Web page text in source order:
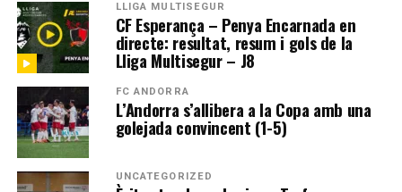
LLIGA MULTISEGUR
CF Esperança – Penya Encarnada en
directe: resultat, resum i gols de la
Lliga Multisegur – J8
FC ANDORRA
L’Andorra s’allibera a la Copa amb una
golejada convincent (1-5)
UNCATEGORIZED